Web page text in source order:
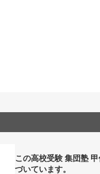
この高校受験 集団塾
づいています。